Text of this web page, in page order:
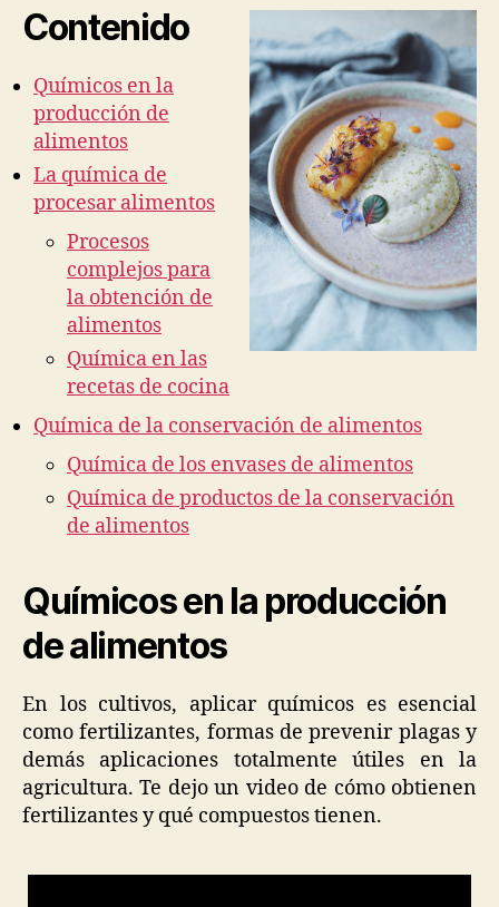
Contenido
Químicos en la
producción de
alimentos
La química de
procesar alimentos
Procesos
complejos para
la obtención de
alimentos
Química en las
recetas de cocina
Química de la conservación de alimentos
Química de los envases de alimentos
Química de productos de la conservación
de alimentos
Químicos en la producción
de alimentos
En los cultivos, aplicar químicos es esencial
como fertilizantes, formas de prevenir plagas y
demás aplicaciones totalmente útiles en la
agricultura. Te dejo un video de cómo obtienen
fertilizantes y qué compuestos tienen.